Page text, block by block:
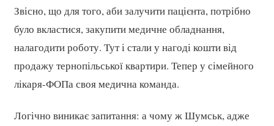
Звісно, що для того, аби залучити пацієнта, потрібно
було вкластися, закупити медичне обладнання,
налагодити роботу. Тут і стали у нагоді кошти від
продажу тернопільської квартири. Тепер у сімейного
лікаря-ФОПа своя медична команда.
Логічно виникає запитання: а чому ж Шумськ, адже